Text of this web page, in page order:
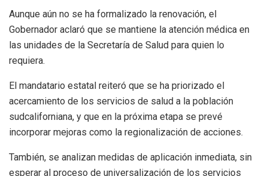
Aunque aún no se ha formalizado la renovación, el
Gobernador aclaró que se mantiene la atención médica en
las unidades de la Secretaría de Salud para quien lo
requiera.
El mandatario estatal reiteró que se ha priorizado el
acercamiento de los servicios de salud a la población
sudcaliforniana, y que en la próxima etapa se prevé
incorporar mejoras como la regionalización de acciones.
También, se analizan medidas de aplicación inmediata, sin
esperar al proceso de universalización de los servicios